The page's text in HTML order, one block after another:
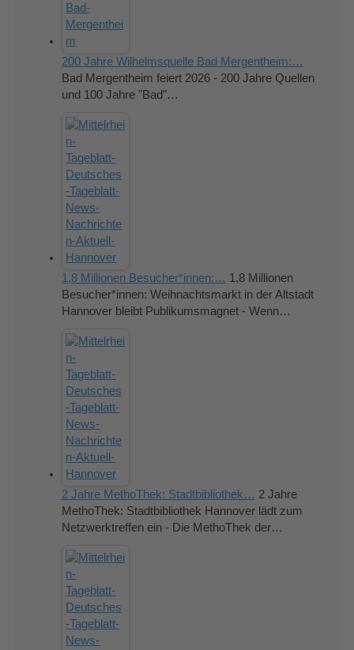
200 Jahre Wilhelmsquelle Bad Mergentheim:…
Bad Mergentheim feiert 2026 - 200 Jahre Quellen
und 100 Jahre "Bad"…
1,8 Millionen Besucher*innen:… 1,8 Millionen
Besucher*innen: Weihnachtsmarkt in der Altstadt
Hannover bleibt Publikumsmagnet - Wenn…
2 Jahre MethoThek: Stadtbibliothek… 2 Jahre
MethoThek: Stadtbibliothek Hannover lädt zum
Netzwerktreffen ein - Die MethoThek der…